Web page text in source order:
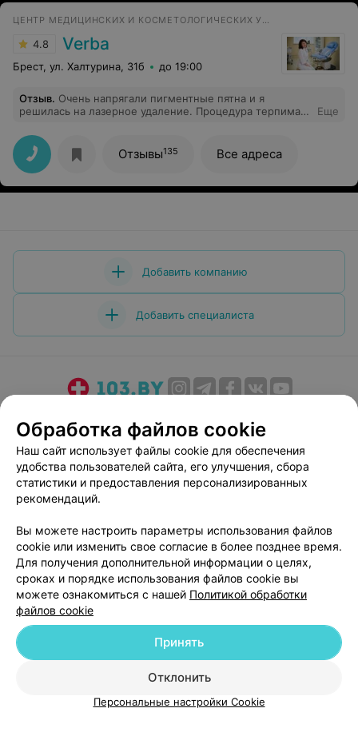
ЦЕНТР МЕДИЦИНСКИХ И КОСМЕТОЛОГИЧЕСКИХ УСЛУГ
4.8 Verba
Брест, ул. Халтурина, 31б до 19:00
Отзыв. Очень напрягали пигментные пятна и я
решилась на лазерное удаление. Процедура терпимая.
прошли. Зато теперь нет и следа от пятен. Безумно
рада.
Еще
Отзывы135 Все адреса
Добавить компанию
Добавить специалиста
Медицинский маркетинг
Публичный договор
Пользовательское соглашение
Способы оплаты
Вакансии
Партнеры
Написать руководителю 103.by
Персональные настройки cookie
Обработка персональных данных
© 2026 ООО «Артокс Лаб», УНП 191700409| 220012, Республика Беларусь,
г. Минск, улица Толбухина, 2, пом. 16 | help@103.by
Обработка файлов cookie
Наш сайт использует файлы cookie для обеспечения
удобства пользователей сайта, его улучшения, сбора
статистики и предоставления персонализированных
рекомендаций.
Вы можете настроить параметры использования файлов
cookie или изменить свое согласие в более позднее время.
Для получения дополнительной информации о целях,
сроках и порядке использования файлов cookie вы
можете ознакомиться с нашей Политикой обработки
файлов cookie
Отклонить
Принять
Персональные настройки Cookie